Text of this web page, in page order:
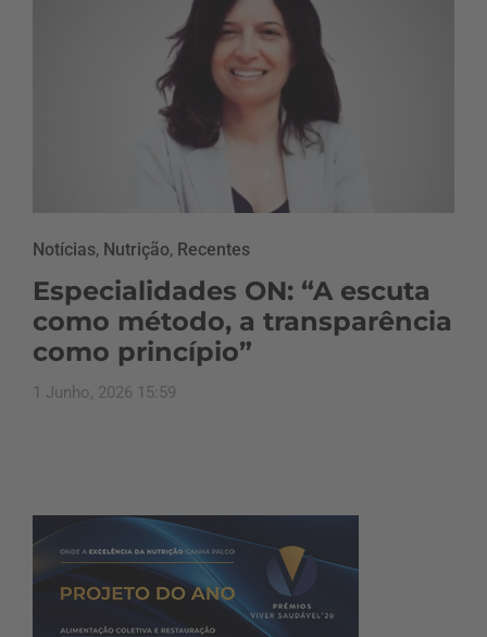
Notícias, Nutrição, Recentes
Especialidades ON: “A escuta
como método, a transparência
como princípio”
1 Junho, 2026 15:59